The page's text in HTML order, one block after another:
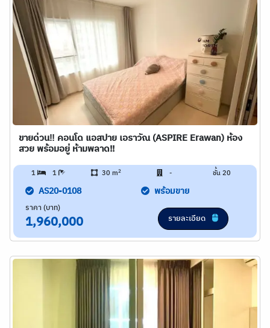
ขายด่วน‼️ คอนโด แอสปาย เอราวัณ (ASPIRE Erawan) ห้อง
สวย พร้อมอยู่ ห้ามพลาด!!
1 1 30 m2 - ชั้น 20
AS20-0108 พร้อมขาย
ราคา (บาท)
1,960,000 รายละเอียด